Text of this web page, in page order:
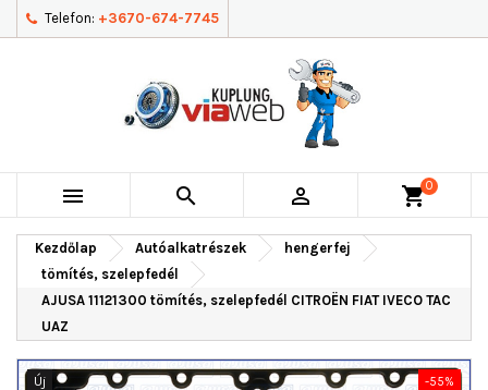
Telefon: +3670-674-7745
   shopping_cart0
Kezdőlap Autóalkatrészek
hengerfej
tömítés, szelepfedél
AJUSA 11121300 tömítés, szelepfedél CITROËN FIAT IVECO TAC
UAZ
Új
-55%